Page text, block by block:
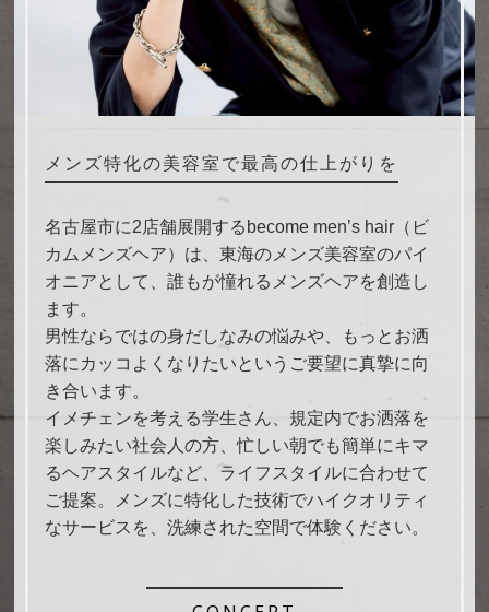
メンズ特化の美容室で最高の仕上がりを
名古屋市に2店舗展開するbecome men’s hair（ビ
カムメンズヘア）は、東海のメンズ美容室のパイ
オニアとして、誰もが憧れるメンズヘアを創造し
ます。
男性ならではの身だしなみの悩みや、もっとお洒
落にカッコよくなりたいというご要望に真摯に向
き合います。
イメチェンを考える学生さん、規定内でお洒落を
楽しみたい社会人の方、忙しい朝でも簡単にキマ
るヘアスタイルなど、ライフスタイルに合わせて
ご提案。メンズに特化した技術でハイクオリティ
なサービスを、洗練された空間で体験ください。